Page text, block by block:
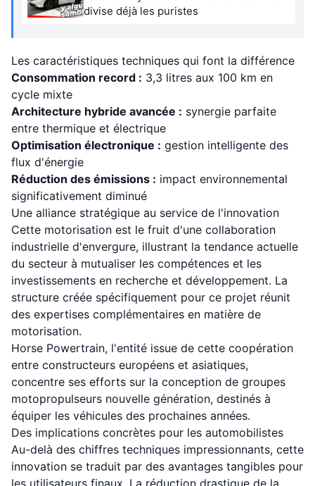
divise déjà les puristes
Les caractéristiques techniques qui font la différence
Consommation record : 3,3 litres aux 100 km en
cycle mixte
Architecture hybride avancée : synergie parfaite
entre thermique et électrique
Optimisation électronique : gestion intelligente des
flux d'énergie
Réduction des émissions : impact environnemental
significativement diminué
Une alliance stratégique au service de l'innovation
Cette motorisation est le fruit d'une collaboration
industrielle d'envergure, illustrant la tendance actuelle
du secteur à mutualiser les compétences et les
investissements en recherche et développement. La
structure créée spécifiquement pour ce projet réunit
des expertises complémentaires en matière de
motorisation.
Horse Powertrain, l'entité issue de cette coopération
entre constructeurs européens et asiatiques,
concentre ses efforts sur la conception de groupes
motopropulseurs nouvelle génération, destinés à
équiper les véhicules des prochaines années.
Des implications concrètes pour les automobilistes
Au-delà des chiffres techniques impressionnants, cette
innovation se traduit par des avantages tangibles pour
les utilisateurs finaux. La réduction drastique de la